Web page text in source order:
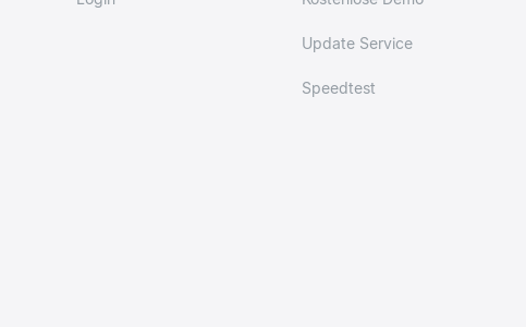
Update Service
Speedtest